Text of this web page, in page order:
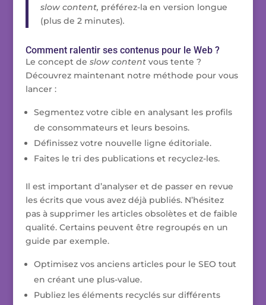
slow content, préférez-la en version longue
(plus de 2 minutes).
Comment ralentir ses contenus pour le Web ?
Le concept de slow contentvous tente ?
Découvrez maintenant notre méthode pour vous
lancer :
Segmentez votre cible en analysant les profils
de consommateurs et leurs besoins.
Définissez votre nouvelle ligne éditoriale.
Faites le tri des publications et recyclez-les.
Il est important d’analyser et de passer en revue
les écrits que vous avez déjà publiés. N’hésitez
pas à supprimer les articles obsolètes et de faible
qualité. Certains peuvent être regroupés en un
guide par exemple.
Optimisez vos anciens articles pour le SEO tout
en créant une plus-value.
Publiez les éléments recyclés sur différents